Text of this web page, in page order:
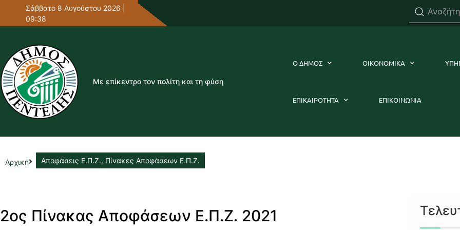
Σάββατο 8 Αυγούστου 2026 |
09:38
Με επίκεντρο τον πολίτη και τη φύση
Ο ΔΗΜΟΣ ΟΙΚΟΝΟΜΙΚΑ
ΕΠΙΚΑΙΡΟΤΗΤΑ ΕΠΙΚΟΙΝΩΝΙΑ
Αρχική Αποφάσεις Ε.Π.Ζ., Πίνακες Αποφάσεων Ε.Π.Ζ.
2ος Πίνακας Αποφάσεων Ε.Π.Ζ. 2021